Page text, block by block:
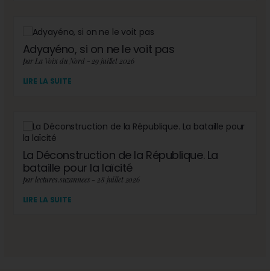
Adyayéno, si on ne le voit pas
par La Voix du Nord - 29 juillet 2026
LIRE LA SUITE
La Déconstruction de la République. La
bataille pour la laïcité
par lectures.suzannees - 28 juillet 2026
LIRE LA SUITE